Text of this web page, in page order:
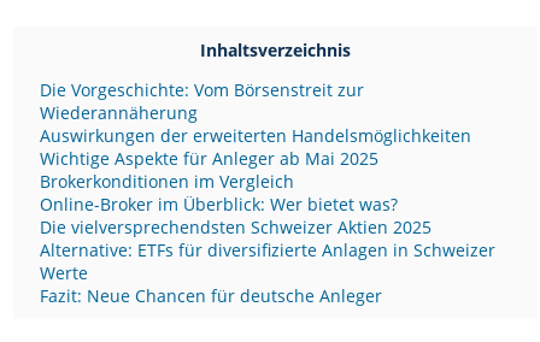
Inhaltsverzeichnis
Die Vorgeschichte: Vom Börsenstreit zur
Wiederannäherung
Auswirkungen der erweiterten Handelsmöglichkeiten
Wichtige Aspekte für Anleger ab Mai 2025
Brokerkonditionen im Vergleich
Online-Broker im Überblick: Wer bietet was?
Die vielversprechendsten Schweizer Aktien 2025
Alternative: ETFs für diversifizierte Anlagen in Schweizer
Werte
Fazit: Neue Chancen für deutsche Anleger